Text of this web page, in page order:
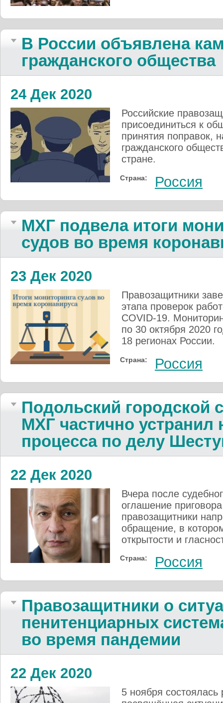
В России объявлена
гражданского общества
24 Дек 2020
Российские
присоединиться к
принятия поправок,
гражданского
стране.
Страна: Россия
МХГ подвела итоги
судов во время
23 Дек 2020
Правозащитники
этапа проверок
COVID-19.
по 30 октября 2020
18 регионах России.
Страна: Россия
Подольский городской
МХГ частично устранил
процесса по делу
22 Дек 2020
Вчера после
оглашение
правозащитники
обращение, в
открытости и
Страна: Россия
Правозащитники о
пенитенциарных
во время пандемии
22 Дек 2020
5 ноября состоялась